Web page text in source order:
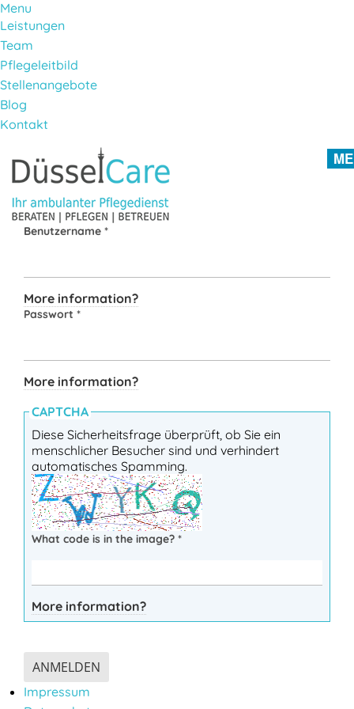
Menu
Leistungen
Team
Pflegeleitbild
Stellenangebote
Blog
Kontakt
Direkt zum Inhalt
Benutzername *
More information?
Passwort *
More information?
CAPTCHA
Diese Sicherheitsfrage überprüft, ob Sie ein
menschlicher Besucher sind und verhindert
automatisches Spamming.
What code is in the image? *
More information?
ANMELDEN
Impressum